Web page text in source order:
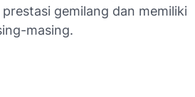
gemilang dan memiliki
masing.